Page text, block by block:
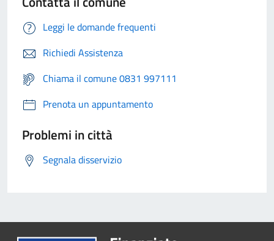
Leggi le domande frequenti
Richiedi Assistenza
Chiama il comune 0831 997111
Prenota un appuntamento
Problemi in città
Segnala disservizio